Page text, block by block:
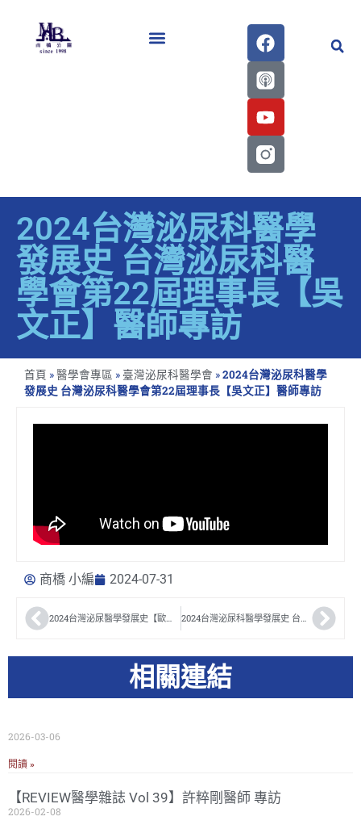
2024台灣泌尿科醫學
發展史 台灣泌尿科醫
學會第22屆理事長【吳
文正】醫師專訪
首頁 »醫學會專區 » 臺灣泌尿科醫學會 »2024台灣泌尿科醫學
發展史 台灣泌尿科醫學會第22屆理事長【吳文正】醫師專訪
商橋 小編 2024-07-31
2024台灣泌尿醫學發展史【歐宴泉】醫師專訪 2024台灣泌尿科醫學發展史 台灣泌尿科醫學會第21屆理事長【蒲永孝】醫師 專訪
相關連結
2026-03-06
閱讀 »
【REVIEW醫學雜誌 Vol 39】許粹剛醫師 專訪
2026-02-08